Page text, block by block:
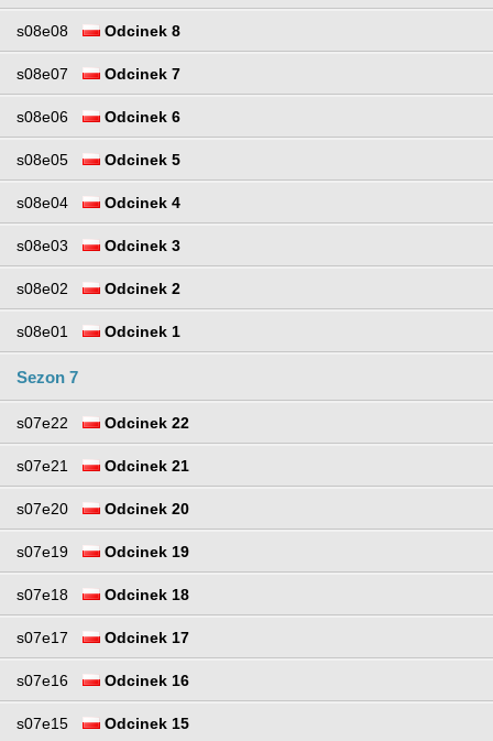
s08e08 Odcinek 8
s08e07 Odcinek 7
s08e06 Odcinek 6
s08e05 Odcinek 5
s08e04 Odcinek 4
s08e03 Odcinek 3
s08e02 Odcinek 2
s08e01 Odcinek 1
Sezon 7
s07e22 Odcinek 22
s07e21 Odcinek 21
s07e20 Odcinek 20
s07e19 Odcinek 19
s07e18 Odcinek 18
s07e17 Odcinek 17
s07e16 Odcinek 16
s07e15 Odcinek 15